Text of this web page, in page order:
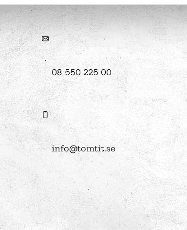
Konst
Ljusinstallationen Stella
Att göra i Stockholm med barn | Tom
08-550 225 00
info@tomtit.se